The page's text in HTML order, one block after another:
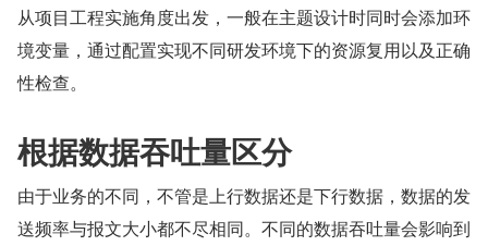
从项目工程实施角度出发，一般在主题设计时同时会添加环
境变量，通过配置实现不同研发环境下的资源复用以及正确
性检查。
根据数据吞吐量区分
由于业务的不同，不管是上行数据还是下行数据，数据的发
送频率与报文大小都不尽相同。不同的数据吞吐量会影响到